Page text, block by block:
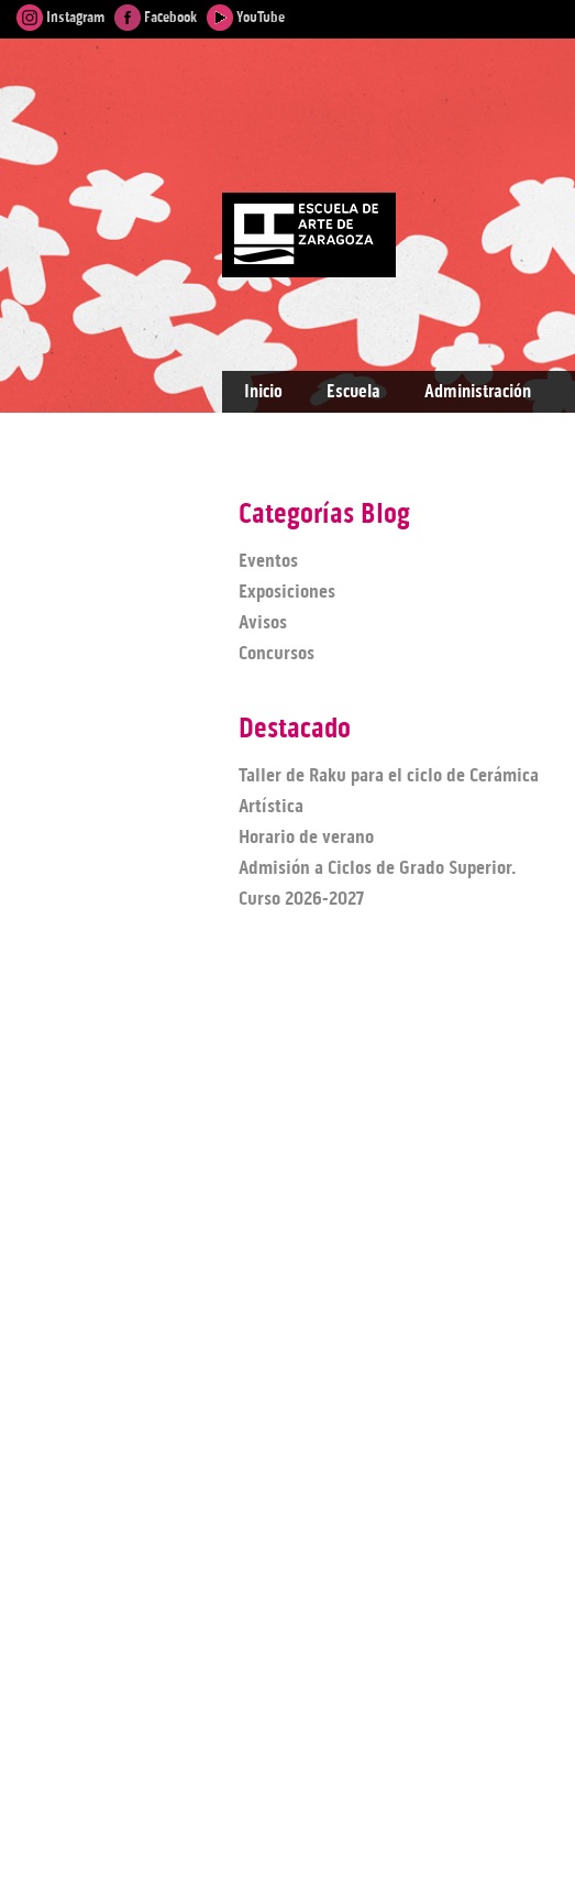
Instagram Facebook YouTube
Inicio Escuela Administración
Categorías Blog
Eventos
Exposiciones
Avisos
Concursos
Destacado
Taller de Raku para el ciclo de Cerámica
Artística
Horario de verano
Admisión a Ciclos de Grado Superior.
Curso 2026-2027